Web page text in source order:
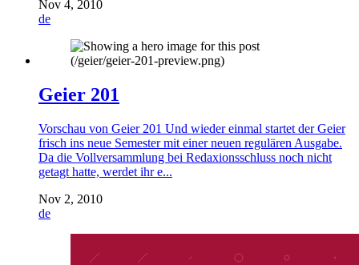
Nov 4, 2010
de
Geier 201
Vorschau von Geier 201 Und wieder einmal startet der Geier
frisch ins neue Semester mit einer neuen regulären Ausgabe.
Da die Vollversammlung bei Redaxionsschluss noch nicht
getagt hatte, werdet ihr e...
Nov 2, 2010
de